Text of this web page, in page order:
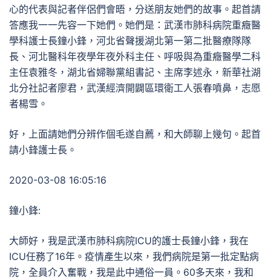
心的代表與記者伴侶們會晤，分送朋友她們的故事。起首請
答應我一一先容一下她們。她們是：武漢市肺科病院重癥醫
學科護士長鐘小鋒，河北省聲援湖北第一第二批醫療隊隊
長、河北醫科年夜學年夜外科主任、呼吸與為重癥醫學二科
主任袁雅冬，湖北省婦聯黨組書記、主席李述永，新華社湖
北分社記者廖君，武漢經濟開闢區環衛工人張春噴鼻，志愿
者楊雪。
好，上面請她們分辨作個毛遂自薦，和大師聊上幾句。起首
請小鋒護士長。
2020-03-08 16:05:16
鐘小鋒:
大師好，我是武漢市肺科病院ICU的護士長鐘小鋒，我在
ICU任務了16年。疫情產生以來，我們病院是第一批定點病
院，全員介入奮戰，我是此中通俗一員。60多天來，我和